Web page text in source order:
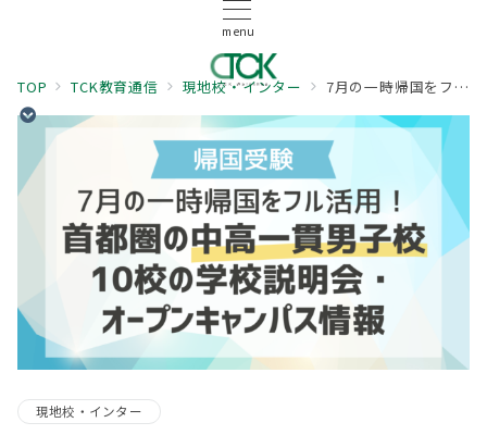
menu
TOP TCK教育通信 現地校・インター 7月の一時帰国をフル活用！首都圏の中高一貫男子校10校の学校説明会・オープンキャンパス情報
現地校・インター